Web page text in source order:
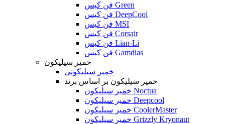
فن کیس Green
فن کیس DeepCool
فن کیس MSI
فن کیس Corsair
فن کیس Lian-Li
فن کیس Gamdias
خمیر سیلیکون
خمیر سیلیکونی
خمیر سیلیکون بر اساس برند
خمیر سیلیکون Noctua
خمیر سیلیکون Deepcool
خمیر سیلیکون CoolerMaster
خمیر سیلیکون Grizzly Kryonaut